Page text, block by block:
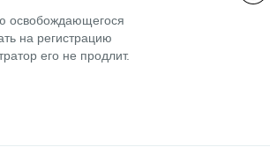
освобождающегося
на регистрацию
его не продлит.